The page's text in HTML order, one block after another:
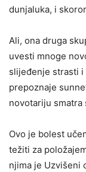
dunjaluka, i
Ali, ona druga
uvesti mnoge
slijeđenje strasti i
prepoznaje
novotariju smatra
Ovo je bolest
težiti za
njima je Uzvišeni